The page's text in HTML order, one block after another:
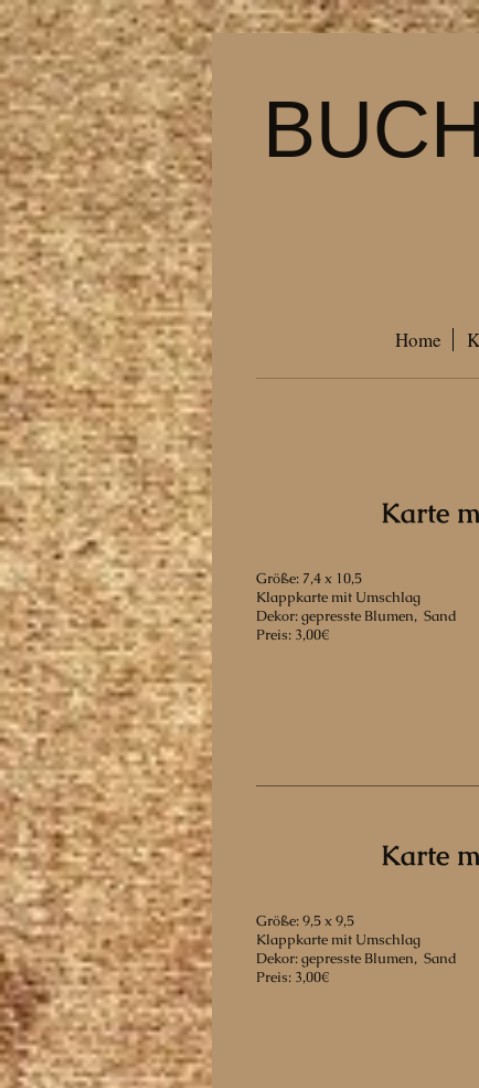
Home
Karte
Größe: 7,4 x 10,5
Klappkarte mit Umschlag
Dekor: gepresste Blumen, Sand
Preis: 3,00€
Karte
Größe: 9,5 x 9,5
Klappkarte mit Umschlag
Dekor: gepresste Blumen, Sand
Preis: 3,00€